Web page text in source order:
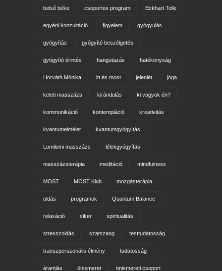
belső béke csoportos program Eckhart Tolle
egyéni konzultáció figyelem gyógyulás
gyógyítás gyógyító beszélgetés
gyógyító érintés hangutazás hatékonyság
Horváth Mónika itt és most jelenlét jóga
keleti masszázs kirándulás ki vagyok én?
kommunikáció kontempláció kreativitás
kvantumelmélet kvantumgyógyítás
Lomilomi masszázs lélekgyógyítás
masszázsterápia meditáció mindfulness
MOST MOST Klub mozgásterápia
oldás programok Quantum Balance
relaxáció siker spiritualitás
stresszoldás szatszang testtudatosság
transzperszonális élmény tudatosság
áramlás önismeret önismereti csoport